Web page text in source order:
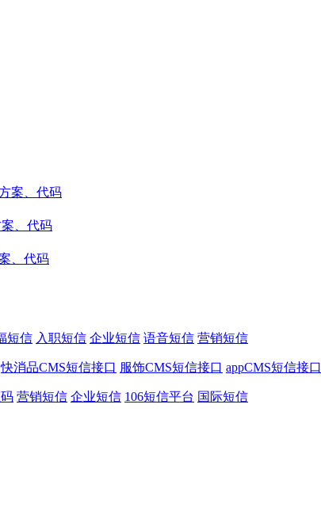
案、代码
、代码
、代码
短信 入职短信 企业短信 语音短信 营销短信
快消品CMS短信接口 服饰CMS短信接口 appCMS短信接口
营销短信 企业短信 106短信平台 国际短信